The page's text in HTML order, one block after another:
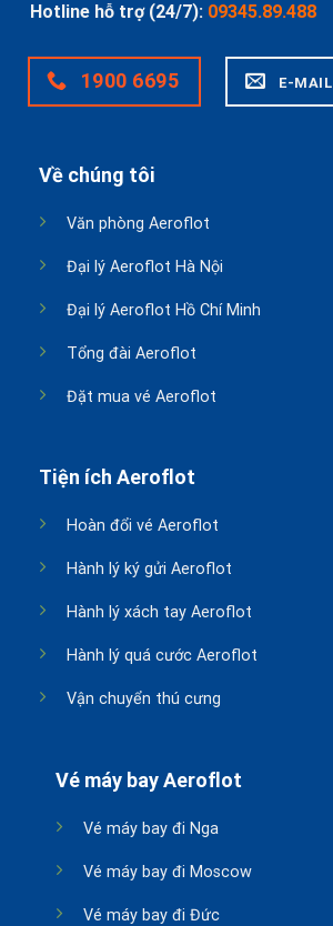
Hotline hỗ trợ (24/7): 09345.89.488
1900 6695 E-MAIL
Về chúng tôi
Văn phòng Aeroflot
Đại lý Aeroflot Hà Nội
Đại lý Aeroflot Hồ Chí Minh
Tổng đài Aeroflot
Đặt mua vé Aeroflot
Tiện ích Aeroflot
Hoàn đổi vé Aeroflot
Hành lý ký gửi Aeroflot
Hành lý xách tay Aeroflot
Hành lý quá cước Aeroflot
Vận chuyển thú cưng
Vé máy bay Aeroflot
Vé máy bay đi Nga
Vé máy bay đi Moscow
Vé máy bay đi Đức